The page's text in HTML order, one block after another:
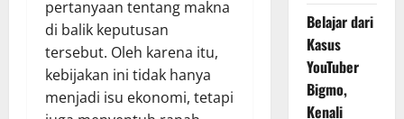
pertanyaan tentang makna
di balik keputusan
tersebut. Oleh karena itu,
kebijakan ini tidak hanya
menjadi isu ekonomi, tetapi
Belajar dari
Kasus
YouTuber
Bigmo,
Kenali